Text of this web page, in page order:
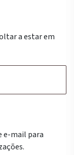
a estar em
e-mail para